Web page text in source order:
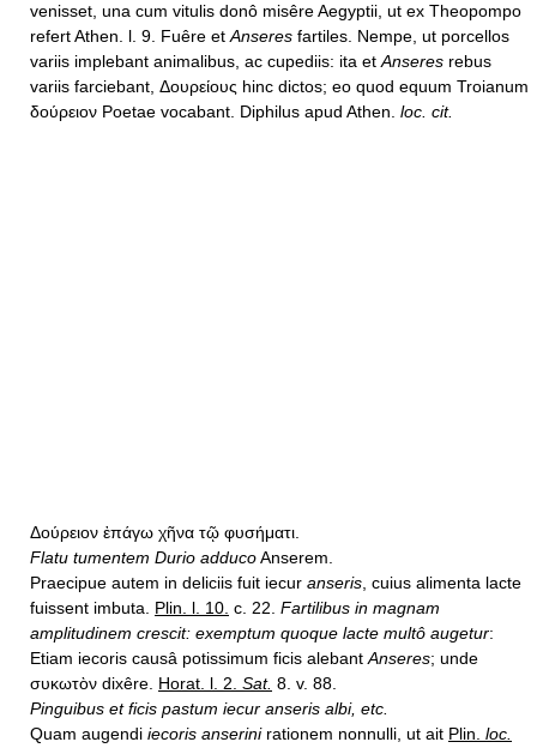
venisset, una cum vitulis donô misêre Aegyptii, ut ex Theopompo
refert Athen. l. 9. Fuêre et Anseres fartiles. Nempe, ut porcellos
variis implebant animalibus, ac cupediis: ita et Anseres rebus
variis farciebant, Δουρείους hinc dictos; eo quod equum Troianum
δούρειον Poetae vocabant. Diphilus apud Athen. loc. cit.
Δούρειον ἐπάγω χῆνα τῷ φυσήματι.
Flatu tumentem Durio adducoAnserem.
Praecipue autem in deliciis fuit iecur anseris , cuius alimenta lacte
fuissent imbuta. Plin. l. 10. c. 22. Fartilibus in magnam
amplitudinem crescit: exemptum quoque lacte multô augetur:
Etiam iecoris causâ potissimum ficis alebant Anseres; unde
συκωτὸν dixêre. Horat. l. 2. Sat. 8. v. 88.
Pinguibus et ficis pastum iecur anseris albi, etc.
Quam augendi iecoris anserinirationem nonnulli, ut ait Plin. loc.